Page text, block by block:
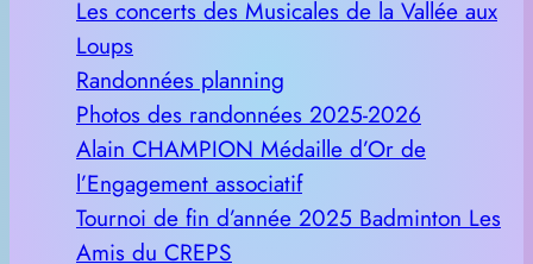
Les concerts des Musicales de la Vallée aux
Loups
Randonnées planning
Photos des randonnées 2025-2026
Alain CHAMPION Médaille d’Or de
l’Engagement associatif
Tournoi de fin d’année 2025 Badminton Les
Amis du CREPS